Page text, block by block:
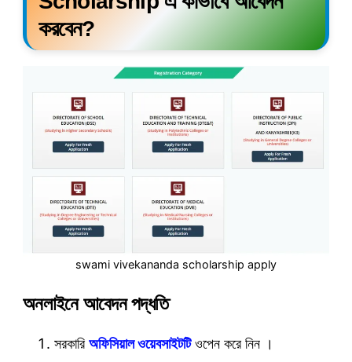
করবেন?
swami vivekananda scholarship apply
অনলাইনে আবেদন পদ্ধতি
সরকারিঅফিসিয়াল ওয়েবসাইটটিওপেন করে নিন ।